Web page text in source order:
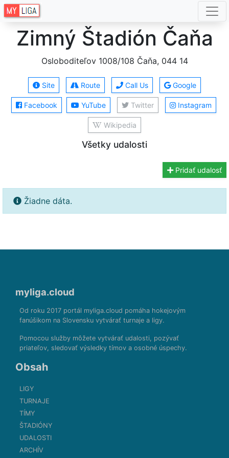
Zimný Štadión Čaňa
Osloboditeľov 1008/108 Čaňa, 044 14
Site Route Call Us Google
Facebook YuTube Twitter Instagram
Wikipedia
Všetky udalosti
Pridať udalosť
Žiadne dáta.
myliga.cloud
Od roku 2017 portál myliga.cloud pomáha hokejovým
fanúšikom na Slovensku vytvárať turnaje a ligy.
Pomocou služby môžete vytvárať udalosti, pozývať
priateľov, sledovať výsledky tímov a osobné úspechy.
Obsah
LIGY
TURNAJE
TÍMY
ŠTADIÓNY
UDALOSTI
ARCHÍV